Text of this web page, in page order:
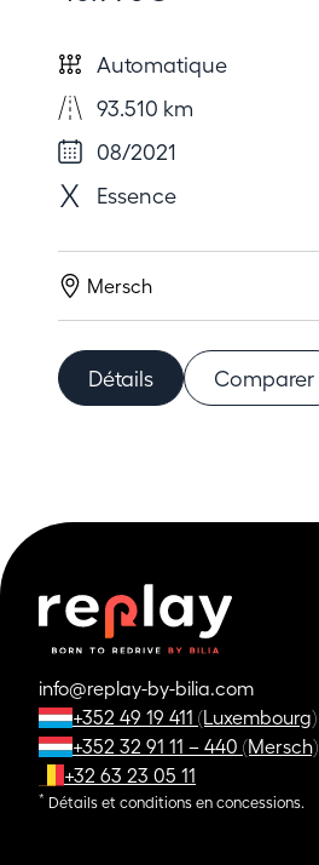
Automatique
93.510 km
08/2021
Essence
Mersch
Détails Comparer
info@replay-by-bilia.com
+352 49 19 411 (Luxembourg)
+352 32 91 11 – 440 (Mersch)
+32 63 23 05 11
* Détails et conditions en concessions.